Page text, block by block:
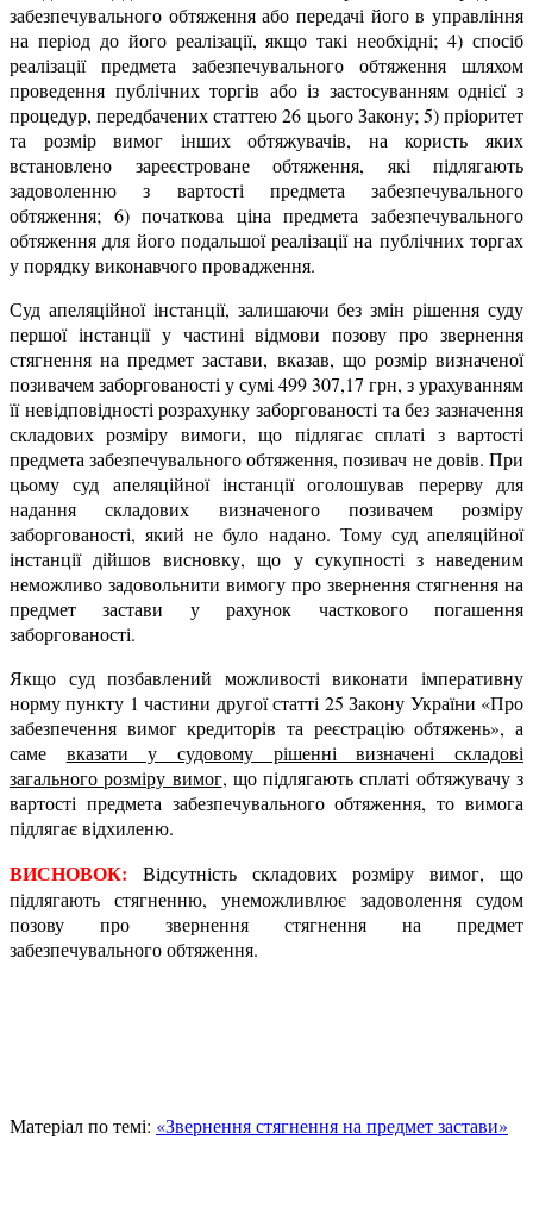
забезпечувального обтяження або передачі його в управління
на період до його реалізації, якщо такі необхідні; 4) спосіб
реалізації предмета забезпечувального обтяження шляхом
проведення публічних торгів або із застосуванням однієї з
процедур, передбачених статтею 26 цього Закону; 5) пріоритет
та розмір вимог інших обтяжувачів, на користь яких
встановлено зареєстроване обтяження, які підлягають
задоволенню з вартості предмета забезпечувального
обтяження; 6) початкова ціна предмета забезпечувального
обтяження для його подальшої реалізації на публічних торгах
у порядку виконавчого провадження.
Суд апеляційної інстанції, залишаючи без змін рішення суду
першої інстанції у частині відмови позову про звернення
стягнення на предмет застави, вказав, що розмір визначеної
позивачем заборгованості у сумі 499 307,17 грн, з урахуванням
її невідповідності розрахунку заборгованості та без зазначення
складових розміру вимоги, що підлягає сплаті з вартості
предмета забезпечувального обтяження, позивач не довів. При
цьому суд апеляційної інстанції оголошував перерву для
надання складових визначеного позивачем розміру
заборгованості, який не було надано. Тому суд апеляційної
інстанції дійшов висновку, що у сукупності з наведеним
неможливо задовольнити вимогу про звернення стягнення на
предмет застави у рахунок часткового погашення
заборгованості.
Якщо суд позбавлений можливості виконати імперативну
норму пункту 1 частини другої статті 25 Закону України «Про
забезпечення вимог кредиторів та реєстрацію обтяжень», а
саме вказати у судовому рішенні визначені складові
загального розміру вимог, що підлягають сплаті обтяжувачу з
вартості предмета забезпечувального обтяження, то вимога
підлягає відхиленю.
ВИСНОВОК: Відсутність складових розміру вимог, що
підлягають стягненню, унеможливлює задоволення судом
позову про звернення стягнення на предмет
забезпечувального обтяження.
Матеріал по темі: «Звернення стягнення на предмет застави»